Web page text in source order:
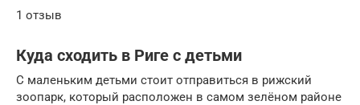
1 отзыв
Куда сходить в Риге с детьми
С маленьким детьми стоит отправиться в рижский
зоопарк, который расположен в самом зелёном районе